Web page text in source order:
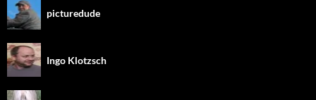
picturedude
Ingo Klotzsch